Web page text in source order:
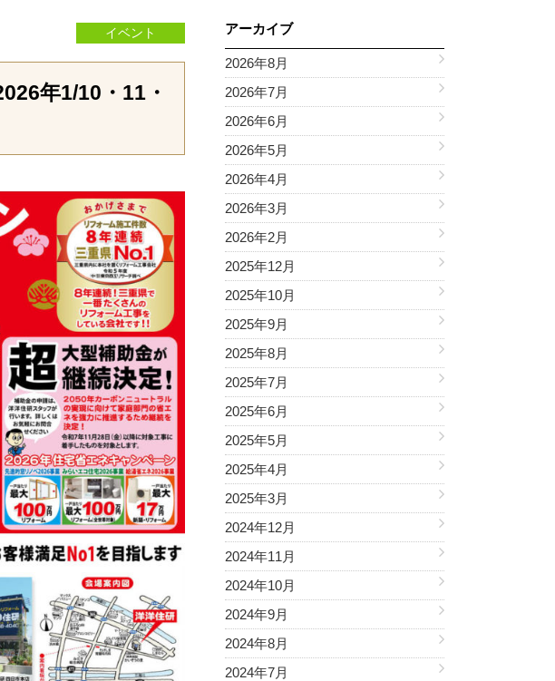
イベント
年1/10・11・
アーカイブ
2026年8月
2026年7月
2026年6月
2026年5月
2026年4月
2026年3月
2026年2月
2025年12月
2025年10月
2025年9月
2025年8月
2025年7月
2025年6月
2025年5月
2025年4月
2025年3月
2024年12月
2024年11月
2024年10月
2024年9月
2024年8月
2024年7月